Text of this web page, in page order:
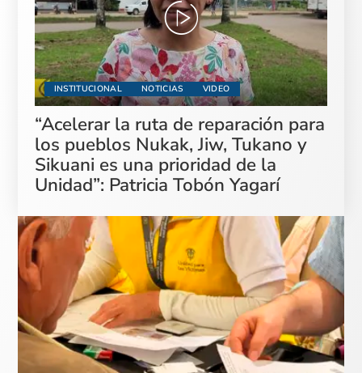
INSTITUCIONAL NOTICIAS VIDEO
“Acelerar la ruta de reparación para
los pueblos Nukak, Jiw, Tukano y
Sikuani es una prioridad de la
Unidad”: Patricia Tobón Yagarí